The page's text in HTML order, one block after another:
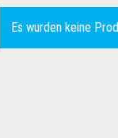
Es wurden keine